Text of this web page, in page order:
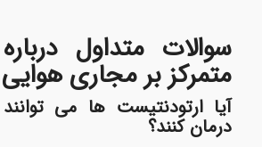
سوالات متداول
متمرکز بر مجاری هوایی
آیا ارتودنتیست ها می
درمان کنند؟